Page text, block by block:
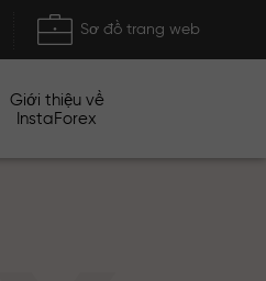
Sơ đồ trang web
Giới thiệu về
InstaForex